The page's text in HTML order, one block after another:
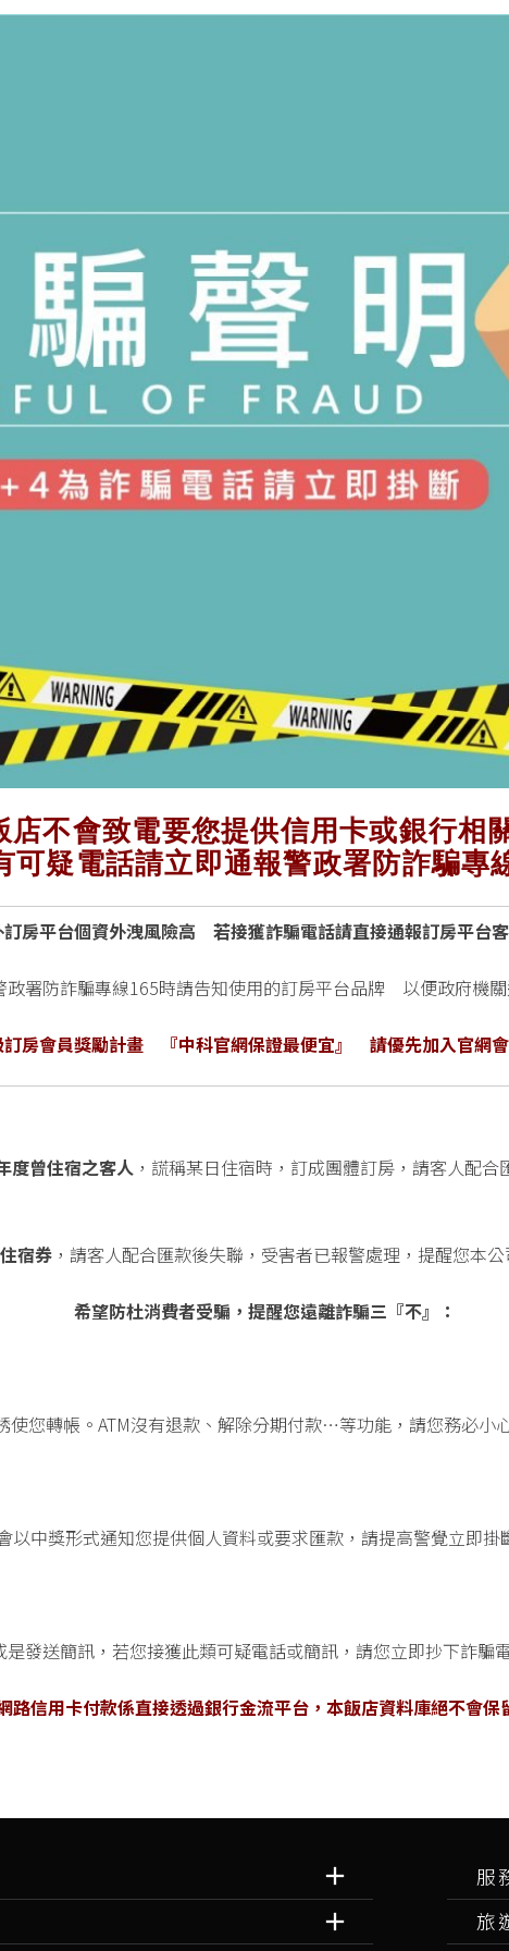
店不會致電要您提供信用卡或銀行相
可疑電話請立即通報警政署防詐騙專
訂房平台個資外洩風險高 若接獲詐騙電話請直接通報訂房平台
政署防詐騙專線165時請告知使用的訂房平台品牌 以便政府機
訂房會員獎勵計畫 『中科官網保證最便宜』 請優先加入官網
度曾住宿之客人 ，謊稱某日住宿時，訂成團體訂房，請客人配
宿券 ，請客人配合匯款後失聯，受害者已報警處理，提醒您本
希望防杜消費者受騙，提醒您遠離詐騙三『不』：
您轉帳。ATM沒有退款、解除分期付款…等功能，請您務必小
中獎形式通知您提供個人資料或要求匯款，請提高警覺立即掛
是發送簡訊，若您接獲此類可疑電話或簡訊，請您立即抄下詐騙
路信用卡付款係直接透過銀行金流平台，本飯店資料庫絕不會保
服
旅